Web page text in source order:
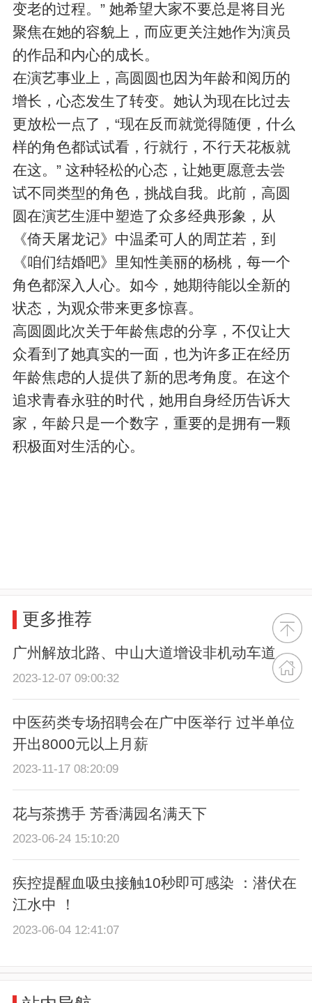
变老的过程。” 她希望大家不要总是将目光
聚焦在她的容貌上，而应更关注她作为演员
的作品和内心的成长。​
在演艺事业上，高圆圆也因为年龄和阅历的
增长，心态发生了转变。她认为现在比过去
更放松一点了，“现在反而就觉得随便，什么
样的角色都试试看，行就行，不行天花板就
在这。” 这种轻松的心态，让她更愿意去尝
试不同类型的角色，挑战自我。此前，高圆
圆在演艺生涯中塑造了众多经典形象，从
《倚天屠龙记》中温柔可人的周芷若，到
《咱们结婚吧》里知性美丽的杨桃，每一个
角色都深入人心。如今，她期待能以全新的
状态，为观众带来更多惊喜。​
高圆圆此次关于年龄焦虑的分享，不仅让大
众看到了她真实的一面，也为许多正在经历
年龄焦虑的人提供了新的思考角度。在这个
追求青春永驻的时代，她用自身经历告诉大
家，年龄只是一个数字，重要的是拥有一颗
积极面对生活的心。​
更多推荐
广州解放北路、中山大道增设非机动车道
2023-12-07 09:00:32
中医药类专场招聘会在广中医举行 过半单位
开出8000元以上月薪
2023-11-17 08:20:09
花与茶携手 芳香满园名满天下
2023-06-24 15:10:20
疾控提醒血吸虫接触10秒即可感染 ：潜伏在
江水中 ！
2023-06-04 12:41:07